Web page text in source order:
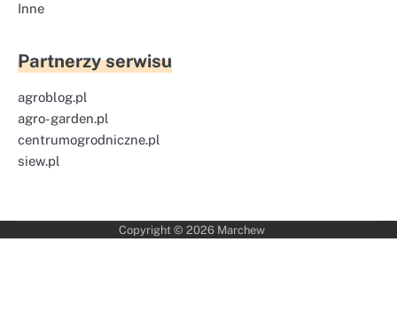
Inne
Partnerzy serwisu
agroblog.pl
agro-garden.pl
centrumogrodniczne.pl
siew.pl
Copyright © 2026 Marchew